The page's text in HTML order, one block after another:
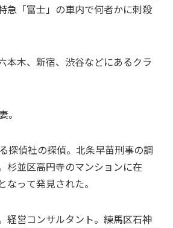
急「富士」の車内で何者かに刺殺
本木、新宿、渋谷などにあるクラ
。
探偵社の探偵。北条早苗刑事の調
杉並区高円寺のマンションに在
なって発見された。
経営コンサルタント。練馬区石神